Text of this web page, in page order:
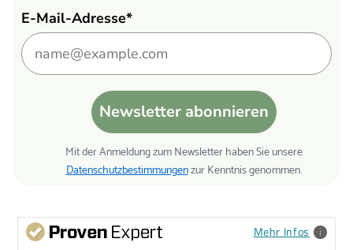
E-Mail-Adresse*
Newsletter abonnieren
Mit der Anmeldung zum Newsletter haben Sie unsere
Datenschutzbestimmungenzur Kenntnis genommen.
Mehr Infos